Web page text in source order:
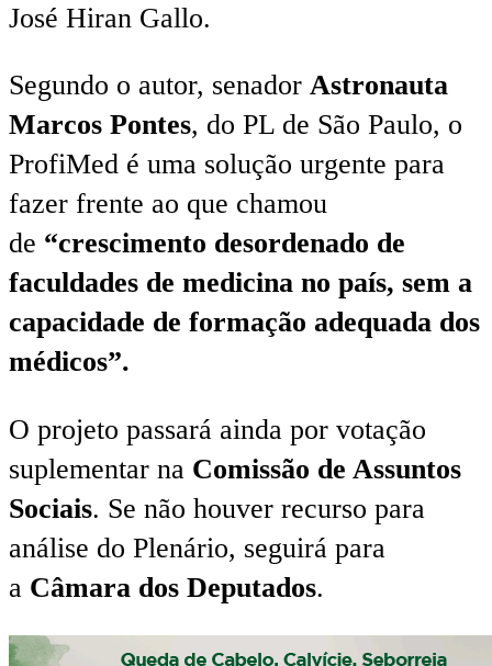
José Hiran Gallo.
Segundo o autor, senador Astronauta
Marcos Pontes, do PL de São Paulo, o
ProfiMed é uma solução urgente para
fazer frente ao que chamou
de “crescimento desordenado de
faculdades de medicina no país, sem a
capacidade de formação adequada dos
médicos”.
O projeto passará ainda por votação
suplementar na Comissão de Assuntos
Sociais. Se não houver recurso para
análise do Plenário, seguirá para
a Câmara dos Deputados.